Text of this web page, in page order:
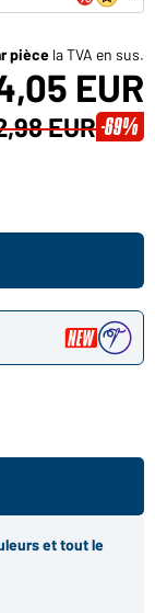
pièce la TVA en sus.
EUR
EUR -69%
et tout le